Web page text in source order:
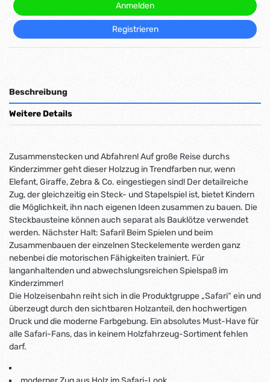
Anmelden
Registrieren
Beschreibung
Weitere Details
Zusammenstecken und Abfahren! Auf große Reise durchs
Kinderzimmer geht dieser Holzzug in Trendfarben nur, wenn
Elefant, Giraffe, Zebra & Co. eingestiegen sind! Der detailreiche
Zug, der gleichzeitig ein Steck- und Stapelspiel ist, bietet Kindern
die Möglichkeit, ihn nach eigenen Ideen zusammen zu bauen. Die
Steckbausteine können auch separat als Bauklötze verwendet
werden. Nächster Halt: Safari! Beim Spielen und beim
Zusammenbauen der einzelnen Steckelemente werden ganz
nebenbei die motorischen Fähigkeiten trainiert. Für
langanhaltenden und abwechslungsreichen Spielspaß im
Kinderzimmer!
Die Holzeisenbahn reiht sich in die Produktgruppe „Safari“ ein und
überzeugt durch den sichtbaren Holzanteil, den hochwertigen
Druck und die moderne Farbgebung. Ein absolutes Must-Have für
alle Safari-Fans, das in keinem Holzfahrzeug-Sortiment fehlen
darf.